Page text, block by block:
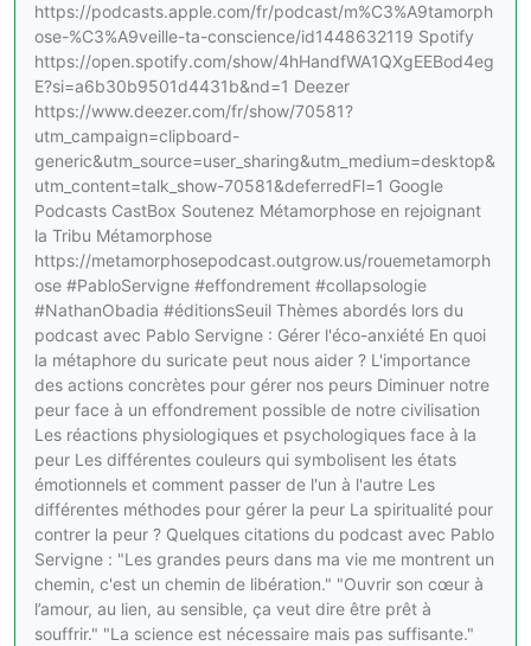
https://podcasts.apple.com/fr/podcast/m%C3%A9tamorph
ose-%C3%A9veille-ta-conscience/id1448632119 Spotify
https://open.spotify.com/show/4hHandfWA1QXgEEBod4eg
E?si=a6b30b9501d4431b&nd=1 Deezer
https://www.deezer.com/fr/show/70581?
utm_campaign=clipboard-
generic&utm_source=user_sharing&utm_medium=desktop&
utm_content=talk_show-70581&deferredFl=1 Google
Podcasts CastBox Soutenez Métamorphose en rejoignant
la Tribu Métamorphose
https://metamorphosepodcast.outgrow.us/rouemetamorph
ose #PabloServigne #effondrement #collapsologie
#NathanObadia #éditionsSeuil Thèmes abordés lors du
podcast avec Pablo Servigne : Gérer l'éco-anxiété En quoi
la métaphore du suricate peut nous aider ? L'importance
des actions concrètes pour gérer nos peurs Diminuer notre
peur face à un effondrement possible de notre civilisation
Les réactions physiologiques et psychologiques face à la
peur Les différentes couleurs qui symbolisent les états
émotionnels et comment passer de l'un à l'autre Les
différentes méthodes pour gérer la peur La spiritualité pour
contrer la peur ? Quelques citations du podcast avec Pablo
Servigne : "Les grandes peurs dans ma vie me montrent un
chemin, c'est un chemin de libération." "Ouvrir son cœur à
l’amour, au lien, au sensible, ça veut dire être prêt à
souffrir." "La science est nécessaire mais pas suffisante."